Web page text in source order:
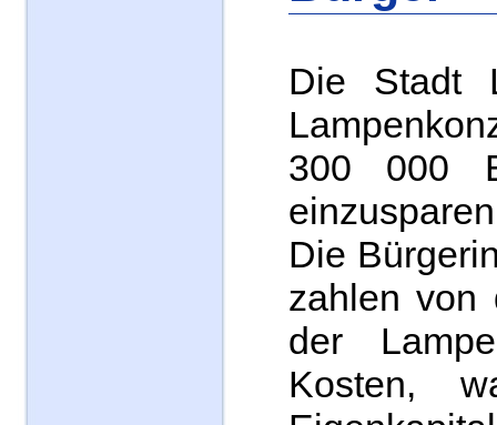
Die Stadt
300 000
Die
zahlen von
der
Kosten,